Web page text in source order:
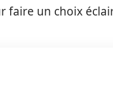
faire un choix